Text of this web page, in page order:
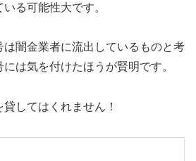
る可能性大です。
は闇金業者に流出しているものと考
は気を付けたほうが賢明です。
してはくれません！